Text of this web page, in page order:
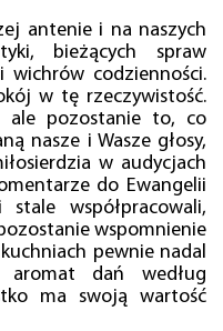
antenie i na naszych
bieżących spraw
wichrów codzienności.
w tę rzeczywistość.
ale pozostanie to, co
nasze i Wasze głosy,
w audycjach
do Ewangelii
współpracowali,
wspomnienie
pewnie nadal
aromat dań według
ma swoją wartość